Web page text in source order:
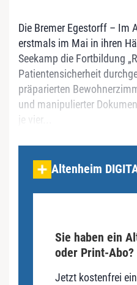
Die Bremer Egestorff – Im
erstmals im Mai in ihren
Seekamp die Fortbildung
Patientensicherheit
präparierten
und manipulierter
je vier...
Altenheim
Sie haben ein
oder Print-Abo?
Jetzt kostenfrei